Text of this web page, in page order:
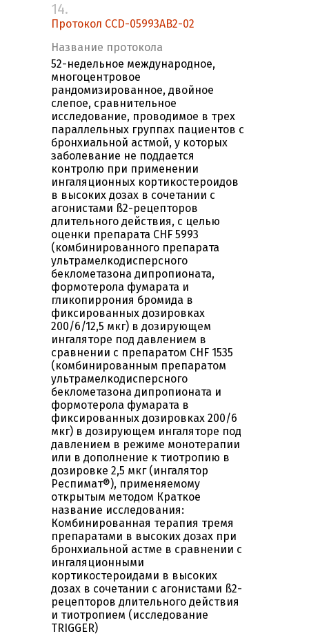
14.
Протокол CCD-05993AB2-02
Название протокола
52-недельное международное,
многоцентровое
рандомизированное, двойное
слепое, сравнительное
исследование, проводимое в трех
параллельных группах пациентов с
бронхиальной астмой, у которых
заболевание не поддается
контролю при применении
ингаляционных кортикостероидов
в высоких дозах в сочетании с
агонистами ß2-рецепторов
длительного действия, с целью
оценки препарата CHF 5993
(комбинированного препарата
ультрамелкодисперсного
беклометазона дипропионата,
формотерoла фумарата и
гликопиррония бромида в
фиксированных дозировках
200/6/12,5 мкг) в дозирующем
ингаляторе под давлением в
сравнении с препаратом CHF 1535
(комбинированным препаратом
ультрамелкодисперсного
беклометазона дипропионата и
формотерола фумарата в
фиксированных дозировках 200/6
мкг) в дозирующем ингаляторе под
давлением в режиме монотерапии
или в дополнение к тиотропию в
дозировке 2,5 мкг (ингалятор
Респимат®), применяемому
открытым методом Краткое
название исследования:
Комбинированная терапия тремя
препаратами в высоких дозах при
бронхиальной астме в сравнении с
ингаляционными
кортикостероидами в высоких
дозах в сочетании с агонистами ß2-
рецепторов длительного действия
и тиотропием (исследование
TRIGGER)